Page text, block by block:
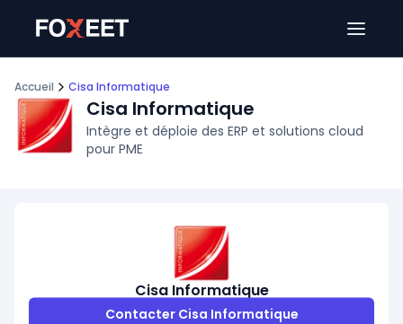
Accueil Cisa Informatique
Cisa Informatique
Intègre et déploie des ERP et solutions cloud
pour PME
Cisa Informatique
Contacter Cisa Informatique